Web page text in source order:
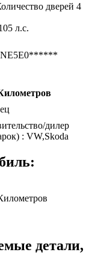
дверей 4
л.с.
дилер
: VW,Skoda
детали,